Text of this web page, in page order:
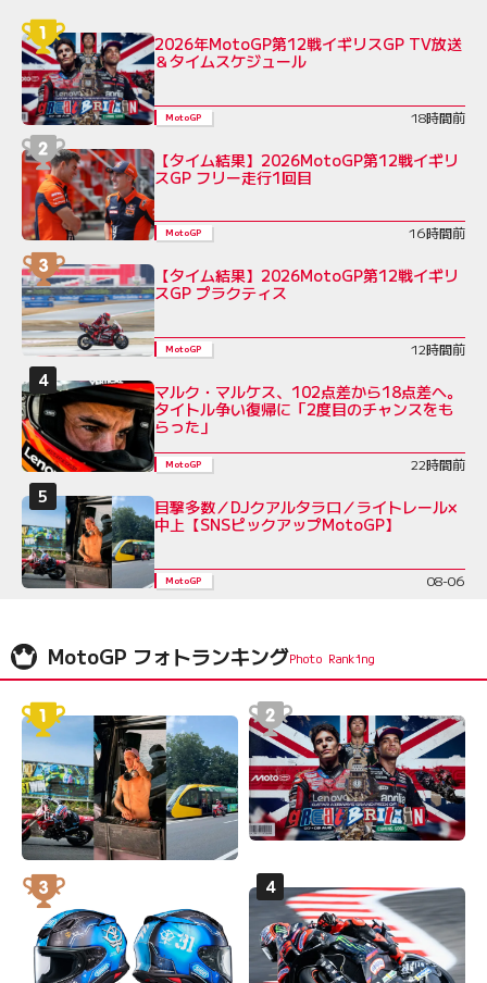
2026年MotoGP第12戦イギリスGP TV放送
＆タイムスケジュール
MotoGP 18時間前
【タイム結果】2026MotoGP第12戦イギリ
スGP フリー走行1回目
MotoGP 16時間前
【タイム結果】2026MotoGP第12戦イギリ
スGP プラクティス
MotoGP 12時間前
マルク・マルケス、102点差から18点差へ。
タイトル争い復帰に「2度目のチャンスをも
らった」
MotoGP 22時間前
目撃多数／DJクアルタラロ／ライトレール×
中上【SNSピックアップMotoGP】
MotoGP 08-06
MotoGP フォトランキング